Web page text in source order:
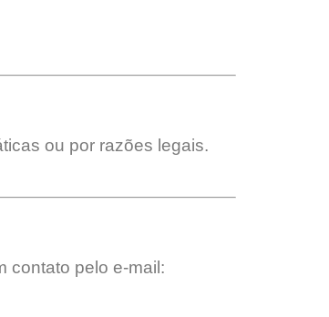
ou por razões legais.
contato pelo e-mail: